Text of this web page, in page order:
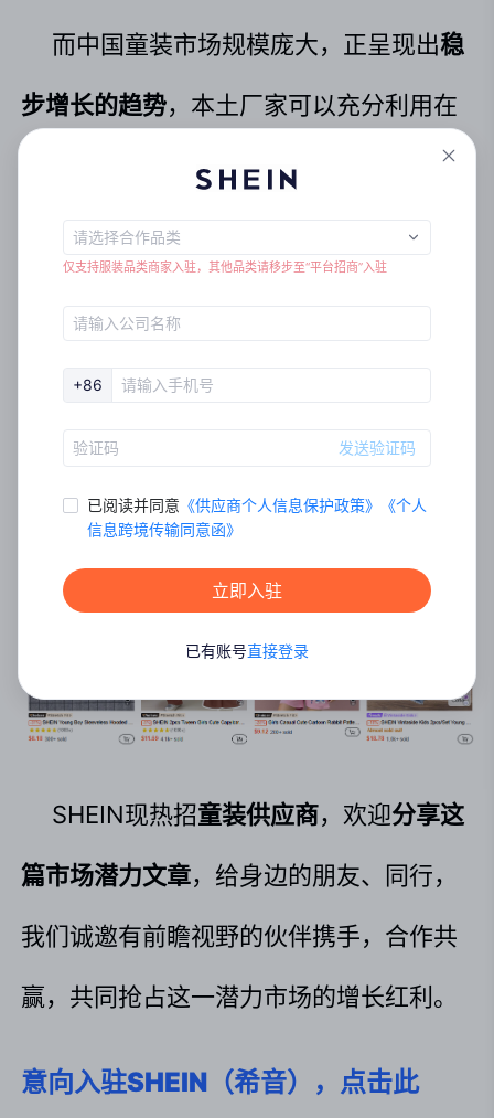
而中国童装市场规模庞大，正呈现出稳
步增长的趋势，本土厂家可以充分利用在
线购物和跨境电商的机遇，将产品送到更
广阔的市场，在出海的过程中，可以把握
SHEIN现热招童装供应商，欢迎分享这
篇市场潜力文章，给身边的朋友、同行，
我们诚邀有前瞻视野的伙伴携手，合作共
赢，共同抢占这一潜力市场的增长红利。
意向入驻SHEIN（希音），点击此
仅支持服装品类商家入驻，其他品类请移步至“平台招商”入驻
+86
发送验证码
已阅读并同意 《供应商个人信息保护政策》 《个⼈
信息跨境传输同意函》
立即入驻
已有账号直接登录